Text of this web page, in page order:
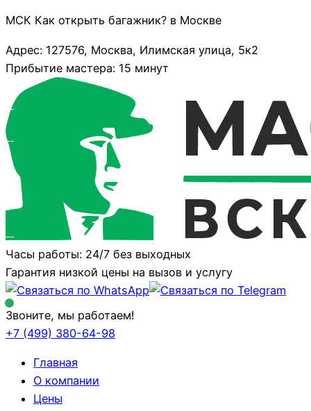
МСК Как открыть багажник? в Москве
Адрес: 127576, Москва, Илимская улица, 5к2
Прибытие мастера: 15 минут
Часы работы: 24/7 без выходных
Гарантия низкой цены на вызов и услугу
Звоните, мы работаем!
+7 (499) 380-64-98
Главная
О компании
Цены